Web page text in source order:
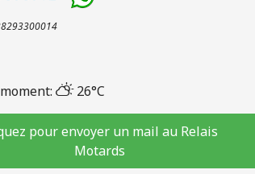
26°C
pour envoyer un mail au Relais
Motards